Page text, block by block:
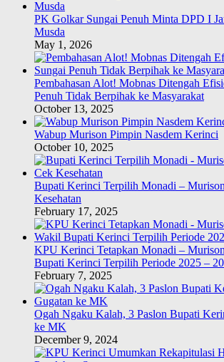
PK Golkar Sungai Penuh Minta DPD I
Musda
May 1, 2026
Pembahasan Alot! Mobnas Ditengah
Penuh Tidak Berpihak ke Masyarakat
October 13, 2025
Wabup Murison Pimpin Nasdem Kerinci
October 10, 2025
Bupati Kerinci Terpilih Monadi –
Kesehatan
February 17, 2025
KPU Kerinci Tetapkan Monadi –
Bupati Kerinci Terpilih Periode 2025 –
February 7, 2025
Ogah Ngaku Kalah, 3 Paslon Bupati
ke MK
December 9, 2024